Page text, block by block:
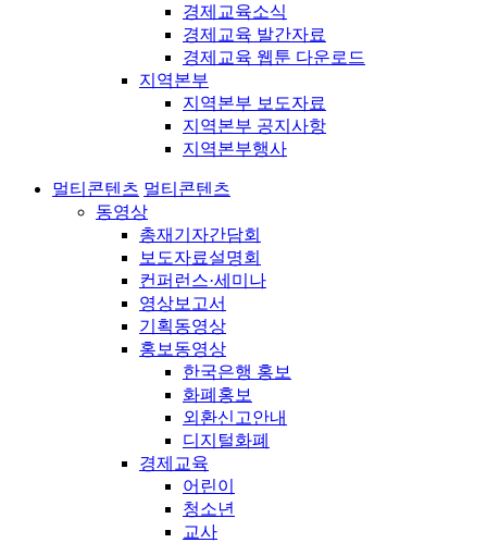
경제교육소식
경제교육 발간자료
경제교육 웹툰 다운로드
지역본부
지역본부 보도자료
지역본부 공지사항
지역본부행사
멀티콘텐츠 멀티콘텐츠
동영상
총재기자간담회
보도자료설명회
컨퍼런스·세미나
영상보고서
기획동영상
홍보동영상
한국은행 홍보
화폐홍보
외환신고안내
디지털화폐
경제교육
어린이
청소년
교사